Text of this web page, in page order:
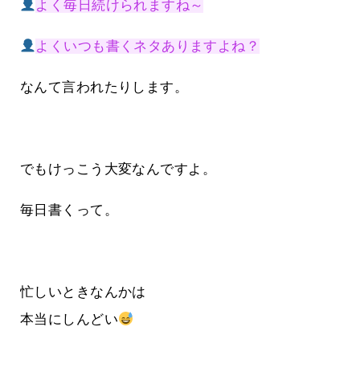
よく毎日続けられますね～
よくいつも書くネタありますよね？
なんて言われたりします。
でもけっこう大変なんですよ。
毎日書くって。
忙しいときなんかは
本当にしんどい